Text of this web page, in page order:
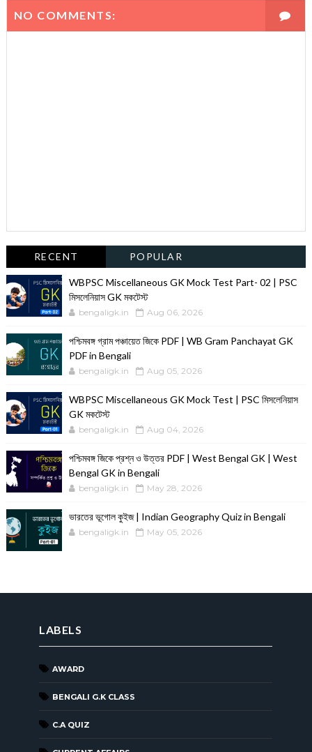
NO COMMENTS:
RECENT POPULAR
WBPSC Miscellaneous GK Mock Test Part- 02 | PSC
মিসলেনিয়াস GK মকটেস্ট
bengaligk.in Aug 06, 2026
পশ্চিমবঙ্গ গ্রাম পঞ্চায়েত জিকে PDF | WB Gram Panchayat GK
PDF in Bengali
bengaligk.in Aug 05, 2026
WBPSC Miscellaneous GK Mock Test | PSC মিসলেনিয়াস
GK মকটেস্ট
bengaligk.in Aug 04, 2026
পশ্চিমবঙ্গ জিকে প্রশ্ন ও উত্তর PDF | West Bengal GK | West
Bengal GK in Bengali
bengaligk.in May 28, 2026
ভারতের ভূগোল কুইজ | Indian Geography Quiz in Bengali
bengaligk.in May 05, 2026
LABELS
AWARD
BENGALI G.K CLASS
C.A QUIZ